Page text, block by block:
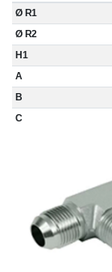
Ø R1
Ø R2
H1
A
B
C